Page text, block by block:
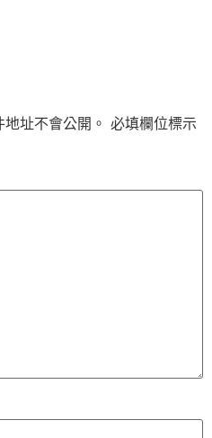
址不會公開。 必填欄位標示